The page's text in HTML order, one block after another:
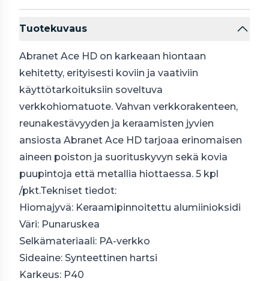
Tuotekuvaus
Abranet Ace HD on karkeaan hiontaan
kehitetty, erityisesti koviin ja vaativiin
käyttötarkoituksiin soveltuva
verkkohiomatuote. Vahvan verkkorakenteen,
reunakestävyyden ja keraamisten jyvien
ansiosta Abranet Ace HD tarjoaa erinomaisen
aineen poiston ja suorituskyvyn sekä kovia
puupintoja että metallia hiottaessa. 5 kpl
/pkt.Tekniset tiedot:
Hiomajyvä: Keraamipinnoitettu alumiinioksidi
Väri: Punaruskea
Selkämateriaali: PA-verkko
Sideaine: Synteettinen hartsi
Karkeus: P40